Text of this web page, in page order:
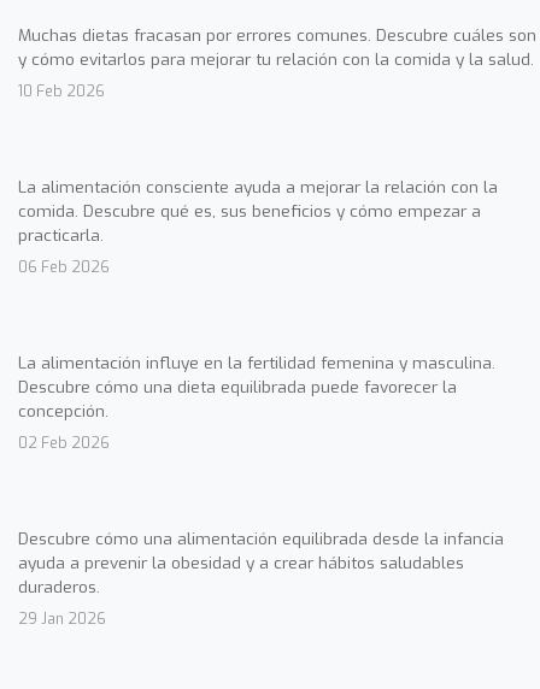
Muchas dietas fracasan por errores comunes. Descubre cuáles son
y cómo evitarlos para mejorar tu relación con la comida y la salud.
10 Feb 2026
La alimentación consciente ayuda a mejorar la relación con la
comida. Descubre qué es, sus beneficios y cómo empezar a
practicarla.
06 Feb 2026
La alimentación influye en la fertilidad femenina y masculina.
Descubre cómo una dieta equilibrada puede favorecer la
concepción.
02 Feb 2026
Descubre cómo una alimentación equilibrada desde la infancia
ayuda a prevenir la obesidad y a crear hábitos saludables
duraderos.
29 Jan 2026